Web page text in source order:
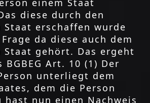
einem Staat
diese durch den
Staat erschaffen wurde
da diese auch dem
Staat gehört. Das ergeht
BGBEG Art. 10 (1) Der
unterliegt dem
dem die Person
hast nun einen Nachweis